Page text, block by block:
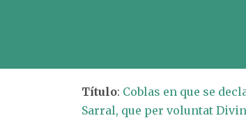
Título: Coblas en que se
Sarral, que per voluntat